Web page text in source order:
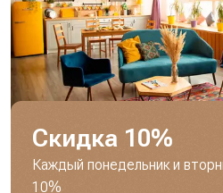
Скидка 10%
Каждый понедельник и
10%